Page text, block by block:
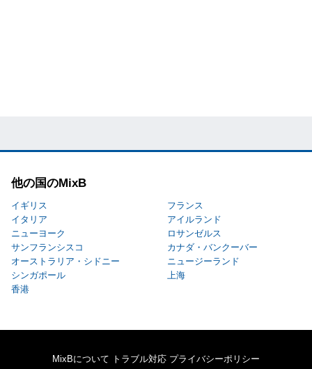
他の国のMixB
イギリス
フランス
イタリア
アイルランド
ニューヨーク
ロサンゼルス
サンフランシスコ
カナダ・バンクーバー
オーストラリア・シドニー
ニュージーランド
シンガポール
上海
香港
MixBについて トラブル対応 プライバシーポリシー